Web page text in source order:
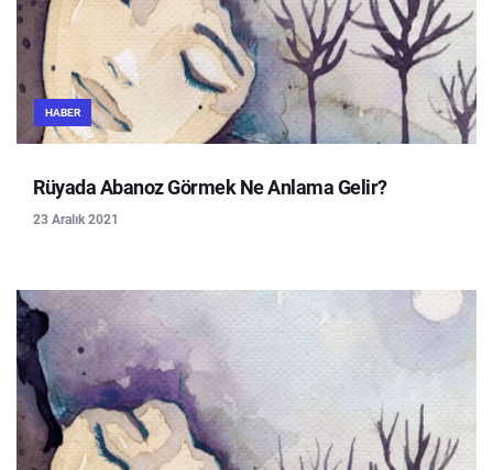
HABER
Rüyada Abanoz Görmek Ne Anlama Gelir?
23 Aralık 2021